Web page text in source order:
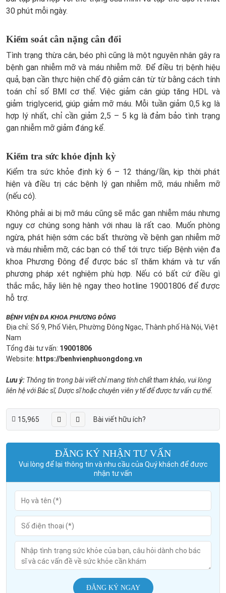
30 phút mỗi ngày.
Kiểm soát cân nặng cân đối
Tình trạng thừa cân, béo phì cũng là một nguyên nhân gây ra
bệnh gan nhiễm mỡ và máu nhiễm mỡ. Để điều trị bệnh hiệu
quả, bạn cần thực hiện chế độ giảm cân từ từ bằng cách tính
toán chỉ số BMI cơ thể. Việc giảm cân giúp tăng HDL và
giảm triglycerid, giúp giảm mỡ máu. Mỗi tuần giảm 0,5 kg là
hợp lý nhất, chỉ cần giảm 2,5 – 5 kg là đảm bảo tình trạng
gan nhiễm mỡ giảm đáng kể.
Kiểm tra sức khỏe định kỳ
Kiểm tra sức khỏe định kỳ 6 – 12 tháng/lần, kịp thời phát
hiện và điều trị các bệnh lý gan nhiễm mỡ, máu nhiễm mỡ
(nếu có).
Không phải ai bị mỡ máu cũng sẽ mắc gan nhiễm máu nhưng
nguy cơ chúng song hành với nhau là rất cao. Muốn phòng
ngừa, phát hiện sớm các bất thường về bệnh gan nhiễm mỡ
và máu nhiễm mỡ, các bạn có thể tới trực tiếp Bệnh viện đa
khoa Phương Đông để được bác sĩ thăm khám và tư vấn
phương pháp xét nghiệm phù hợp. Nếu có bất cứ điều gì
thắc mắc, hãy liên hệ ngay theo hotline 19001806 để được
hỗ trợ.
BỆNH VIỆN ĐA KHOA PHƯƠNG ĐÔNG
Địa chỉ: Số 9, Phố Viên, Phường Đông Ngạc, Thành phố Hà Nội, Việt
Nam
Tổng đài tư vấn: 19001806
Website: https://benhvienphuongdong.vn
Lưu ý: Thông tin trong bài viết chỉ mang tính chất tham khảo, vui lòng
liên hệ với Bác sĩ, Dược sĩ hoặc chuyên viên y tế để được tư vấn cụ thể.
15,965 Bài viết hữu ích?
ĐĂNG KÝ NHẬN TƯ VẤN
Vui lòng để lại thông tin và nhu cầu của Quý khách để được
nhận tư vấn
ĐĂNG KÝ NGAY